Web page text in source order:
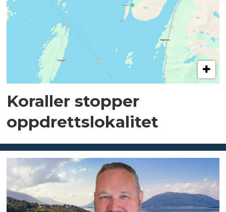
Koraller stopper
oppdrettslokalitet